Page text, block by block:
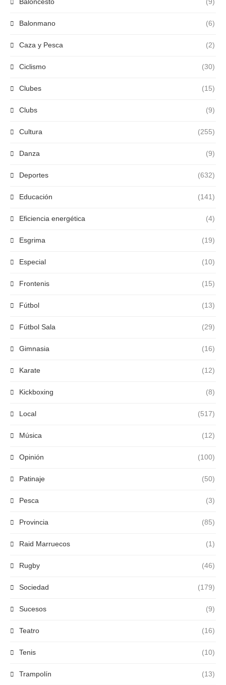
Baloncesto (9)
Balonmano (6)
Caza y Pesca (2)
Ciclismo (30)
Clubes (15)
Clubs (9)
Cultura (255)
Danza (9)
Deportes (632)
Educación (141)
Eficiencia energética (4)
Esgrima (19)
Especial (10)
Frontenis (15)
Fútbol (13)
Fútbol Sala (29)
Gimnasia (16)
Karate (12)
Kickboxing (8)
Local (517)
Música (12)
Opinión (100)
Patinaje (50)
Pesca (3)
Provincia (85)
Raid Marruecos (1)
Rugby (46)
Sociedad (179)
Sucesos (9)
Teatro (16)
Tenis (10)
Trampolín (13)